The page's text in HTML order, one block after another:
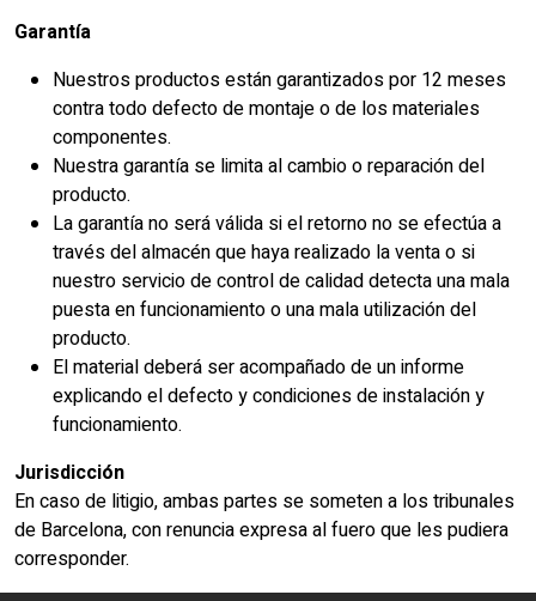
Garantía
Nuestros productos están garantizados por 12 meses
contra todo defecto de montaje o de los materiales
componentes.
Nuestra garantía se limita al cambio o reparación del
producto.
La garantía no será válida si el retorno no se efectúa a
través del almacén que haya realizado la venta o si
nuestro servicio de control de calidad detecta una mala
puesta en funcionamiento o una mala utilización del
producto.
El material deberá ser acompañado de un informe
explicando el defecto y condiciones de instalación y
funcionamiento.
Jurisdicción
En caso de litigio, ambas partes se someten a los tribunales
de Barcelona, con renuncia expresa al fuero que les pudiera
corresponder.